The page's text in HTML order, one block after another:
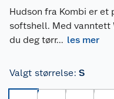
Hudson fra Kombi er
softshell. Med vanntett
du deg tørr... les mer
Valgt størrelse: S